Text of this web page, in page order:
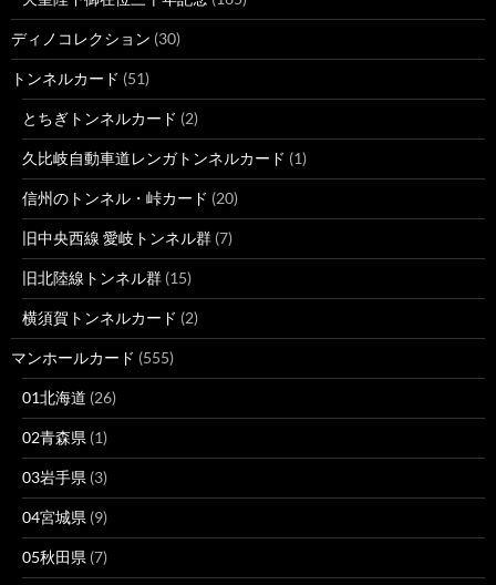
ディノコレクション (30)
トンネルカード (51)
とちぎトンネルカード (2)
久比岐自動車道レンガトンネルカード (1)
信州のトンネル・峠カード (20)
旧中央西線 愛岐トンネル群 (7)
旧北陸線トンネル群 (15)
横須賀トンネルカード (2)
マンホールカード (555)
01北海道 (26)
02青森県 (1)
03岩手県 (3)
04宮城県 (9)
05秋田県 (7)